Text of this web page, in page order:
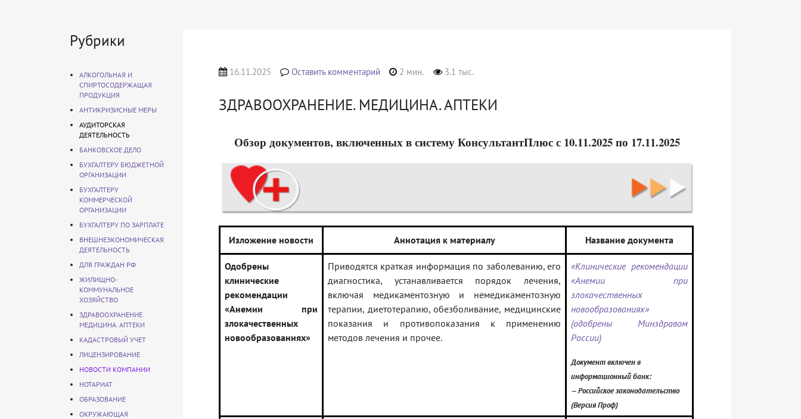
Рубрики
АЛКОГОЛЬНАЯ И
СПИРТОСОДЕРЖАЩАЯ
ПРОДУКЦИЯ
АНТИКРИЗИСНЫЕ МЕРЫ
АУДИТОРСКАЯ
ДЕЯТЕЛЬНОСТЬ
БАНКОВСКОЕ ДЕЛО
БУХГАЛТЕРУ БЮДЖЕТНОЙ
ОРГАНИЗАЦИИ
БУХГАЛТЕРУ
КОММЕРЧЕСКОЙ
ОРГАНИЗАЦИИ
БУХГАЛТЕРУ ПО ЗАРПЛАТЕ
ВНЕШНЕЭКОНОМИЧЕСКАЯ
ДЕЯТЕЛЬНОСТЬ
ДЛЯ ГРАЖДАН РФ
ЖИЛИЩНО-
КОММУНАЛЬНОЕ
ХОЗЯЙСТВО
ЗДРАВООХРАНЕНИЕ.
МЕДИЦИНА. АПТЕКИ
КАДАСТРОВЫЙ УЧЕТ
ЛИЦЕНЗИРОВАНИЕ
НОВОСТИ КОМПАНИИ
НОТАРИАТ
ОБРАЗОВАНИЕ
ОКРУЖАЮЩАЯ
16.11.2025 Оставить комментарий 2 мин. 3.1 тыс.
ЗДРАВООХРАНЕНИЕ. МЕДИЦИНА. АПТЕКИ
Обзор документов, включенных в систему КонсультантПлюс с 10.11.2025 по 17.11.2025
Изложение новости Аннотация к материалу Название документа
Одобрены
клинические
рекомендации
«Анемии при
злокачественных
новообразованиях»
Приводятся краткая информация по заболеванию, его
диагностика, устанавливается порядок лечения,
включая медикаментозную и немедикаментозную
терапии, диетотерапию, обезболивание, медицинские
показания и противопоказания к применению
методов лечения и прочее.
«Клинические рекомендации
«Анемии при
злокачественных
новообразованиях»
(одобрены Минздравом
России)
Документ включен в
информационный банк:
— Российское законодательство
(Версия Проф)